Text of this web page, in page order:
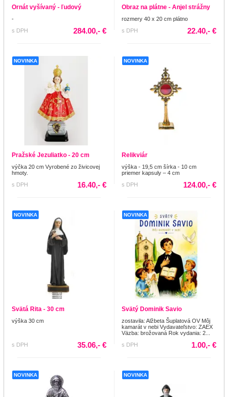
Ornát vyšívaný - ľudový
-
s DPH
284.00,- €
Obraz na plátne - Anjel strážny
rozmery 40 x 20 cm plátno
s DPH
22.40,- €
NOVINKA
Pražské Jezuliatko - 20 cm
výčka 20 cm Vyrobené zo živicovej
hmoty.
s DPH
16.40,- €
NOVINKA
Relikviár
výška - 19,5 cm šírka - 10 cm
priemer kapsuly – 4 cm
s DPH
124.00,- €
NOVINKA
Svätá Rita - 30 cm
výška 30 cm
s DPH 35.06,- €
NOVINKA
Svätý Dominik Savio
zostavila: Alžbeta Šuplatová OV Môj
kamarát v nebi Vydavateľstvo: ZAEX
Väzba: brožovaná Rok vydania: 2...
s DPH
1.00,- €
NOVINKA NOVINKA